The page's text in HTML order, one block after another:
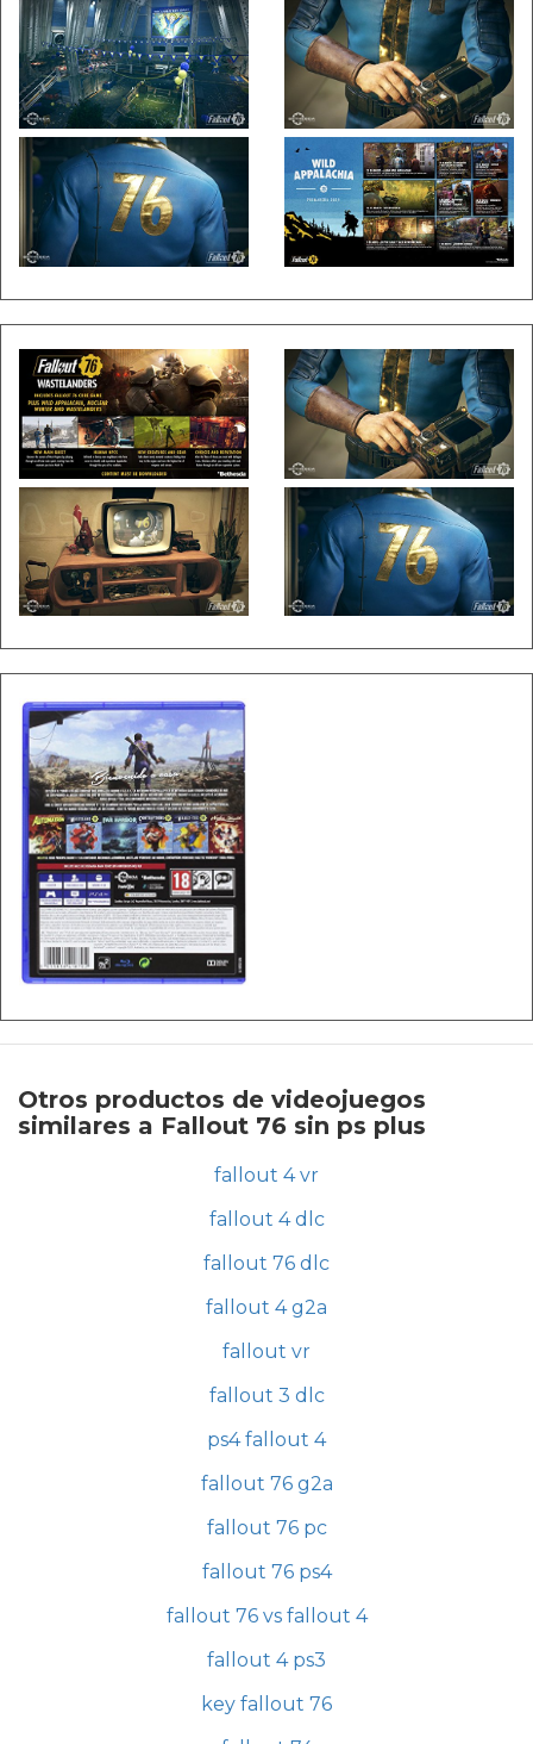
Otros productos de videojuegos
similares a Fallout 76 sin ps plus
fallout 4 vr
fallout 4 dlc
fallout 76 dlc
fallout 4 g2a
fallout vr
fallout 3 dlc
ps4 fallout 4
fallout 76 g2a
fallout 76 pc
fallout 76 ps4
fallout 76 vs fallout 4
fallout 4 ps3
key fallout 76